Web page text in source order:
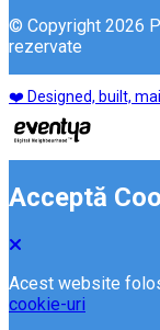
© Copyright 2026
rezervate
❤️ Designed, built,
Acceptă
Acest website
cookie-uri